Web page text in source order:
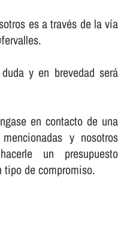
es a través de la vía
y en brevedad será
en contacto de una
y nosotros
un presupuesto
de compromiso.